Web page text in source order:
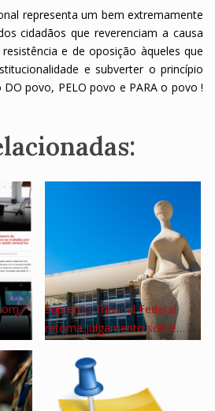
representa um bem extremamente
cidadãos que reverenciam a causa
e de oposição àqueles que
e subverter o princípio
povo, PELO povo e PARA o povo !
Supremo Tribunal Federal
retoma julgamento sobre…